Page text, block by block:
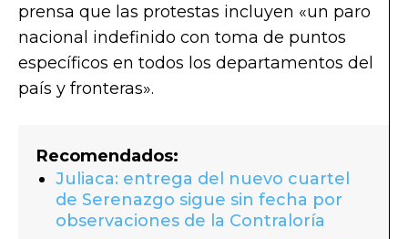
prensa que las protestas incluyen «un paro
nacional indefinido con toma de puntos
específicos en todos los departamentos del
país y fronteras».
Recomendados:
Juliaca: entrega del nuevo cuartel
de Serenazgo sigue sin fecha por
observaciones de la Contraloría